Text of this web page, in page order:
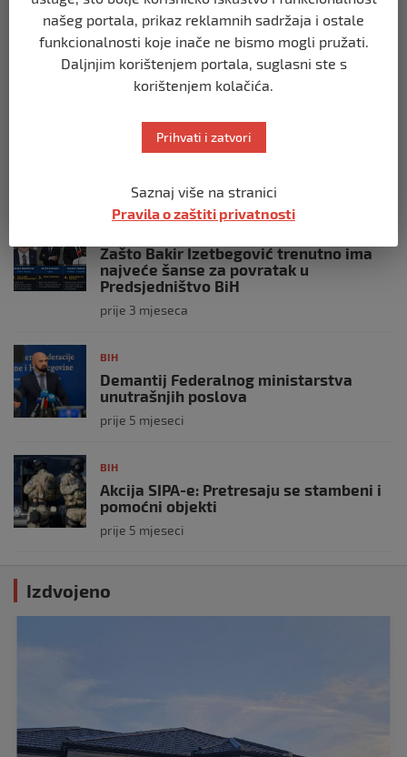
Ravnopravnost da — politička
manipulacija ne
prije 2 mjeseca
Postoje razne špekulacije oko ukidanja
OHR-a – šta vi mislite?
Zašto Bakir Izetbegović trenutno ima
najveće šanse za povratak u
Predsjedništvo BiH
prije 3 mjeseca
BIH
Demantij Federalnog ministarstva
unutrašnjih poslova
prije 5 mjeseci
BIH
Akcija SIPA-e: Pretresaju se stambeni i
pomoćni objekti
prije 5 mjeseci
Izdvojeno
našeg portala, prikaz reklamnih sadržaja i ostale
funkcionalnosti koje inače ne bismo mogli pružati.
Daljnjim korištenjem portala, suglasni ste s
korištenjem kolačića.
Prihvati i zatvori
Saznaj više na stranici
Pravila o zaštiti privatnosti